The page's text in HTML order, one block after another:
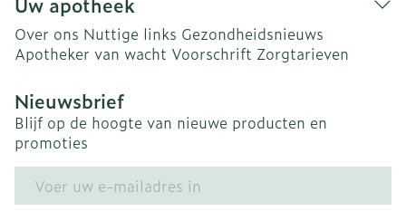
Over ons Nuttige links Gezondheidsnieuws
Apotheker van wacht Voorschrift Zorgtarieven
Nieuwsbrief
Blijf op de hoogte van nieuwe producten en
promoties